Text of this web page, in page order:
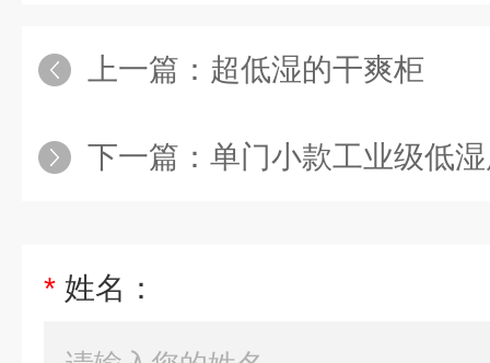
上一篇： 超低湿的干爽柜
下一篇： 单门小款工业级低
* 姓名：